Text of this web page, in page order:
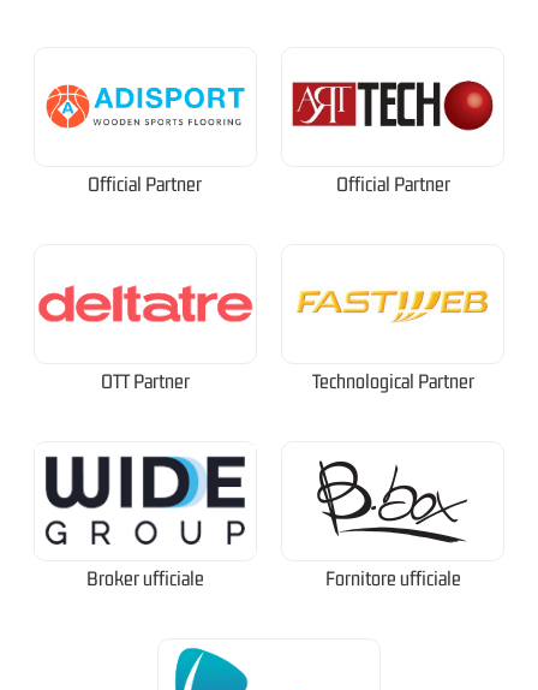
Official Partner Official Partner
OTT Partner Technological Partner
Broker ufficiale Fornitore ufficiale